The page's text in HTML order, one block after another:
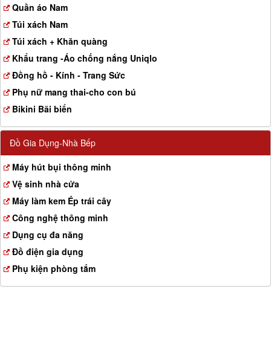
Quần áo Nam
Túi xách Nam
Túi xách + Khăn quàng
Khẩu trang -Áo chống nắng Uniqlo
Đồng hồ - Kính - Trang Sức
Phụ nữ mang thai-cho con bú
Bikini Bãi biển
Đồ Gia Dụng-Nhà Bếp
Máy hút bụi thông minh
Vệ sinh nhà cửa
Máy làm kem Ép trái cây
Công nghệ thông minh
Dụng cụ đa năng
Đồ điện gia dụng
Phụ kiện phòng tắm